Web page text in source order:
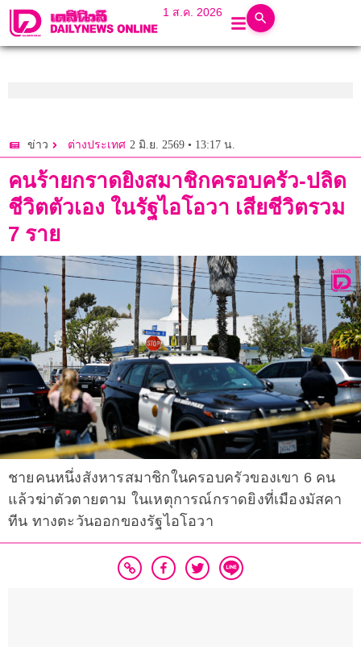
1 ส.ค. 2026
ข่าว ต่างประเทศ 2 มิ.ย. 2569 • 13:17 น.
คนร้ายกราดยิงสมาชิกครอบครัว-ปลิด
ชีวิตตัวเอง ในรัฐไอโอวา เสียชีวิตรวม
7 ราย
ชายคนหนึ่งสังหารสมาชิกในครอบครัวของเขา 6 คน
แล้วฆ่าตัวตายตาม ในเหตุการณ์กราดยิงที่เมืองมัสคา
ทีน ทางตะวันออกของรัฐไอโอวา